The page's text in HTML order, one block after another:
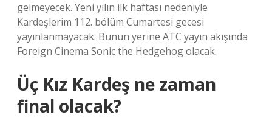
gelmeyecek. Yeni yılın ilk haftası nedeniyle
Kardeşlerim 112. bölüm Cumartesi gecesi
yayınlanmayacak. Bunun yerine ATC yayın akışında
Foreign Cinema Sonic the Hedgehog olacak.
Üç Kız Kardeş ne zaman
final olacak?